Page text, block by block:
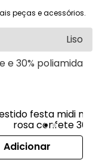
peças e acessórios.
Liso
e 30% poliamida
Adicionar